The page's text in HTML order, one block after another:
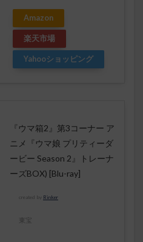
Amazon
楽天市場
Yahooショッピング
『ウマ箱2』第3コーナー ア
ニメ『ウマ娘 プリティーダ
ービー Season 2』トレーナ
ーズBOX) [Blu-ray]
created by Rinker
東宝